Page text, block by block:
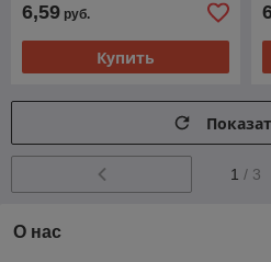
6,59 руб.
Купить
1 / 3
О нас